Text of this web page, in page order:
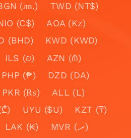
(лв.)
TWD (NT$)
(C$)
AOA (Kz)
(BHD)
KWD (KWD)
ILS (₪)
AZN (₼)
PHP (₱)
DZD (DA)
PKR (₨)
ALL (L)
UYU ($U)
KZT (₸)
LAK (₭)
MVR (.ރ)